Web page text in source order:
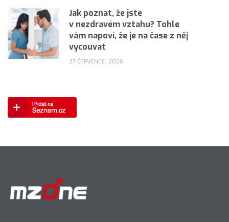
Jak poznat, že jste
v nezdravém vztahu? Tohle
vám napoví, že je na čase z něj
vycouvat
27 ČERVENCE, 2026